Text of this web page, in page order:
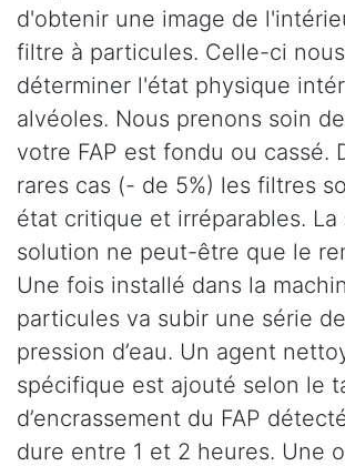
d'obtenir une image de
filtre à particules. Celle-ci
déterminer l'état physique
alvéoles. Nous prenons soin
votre FAP est fondu ou cassé.
rares cas (- de 5%) les filtres
état critique et irréparables. La
solution ne peut-être que le
Une fois installé dans la
particules va subir une série
pression d’eau. Un agent
spécifique est ajouté selon le
d’encrassement du FAP
dure entre 1 et 2 heures. Une